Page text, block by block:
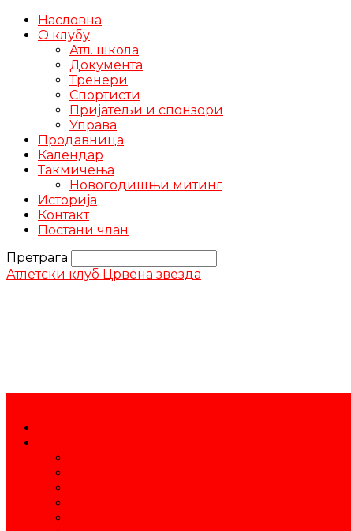
Насловна
О клубу
Атл. школа
Документа
Тренери
Спортисти
Пријатељи и спонзори
Управа
Продавница
Календар
Такмичења
Новогодишњи митинг
Историја
Контакт
Постани члан
Претрага
Атлетски клуб Црвена звезда